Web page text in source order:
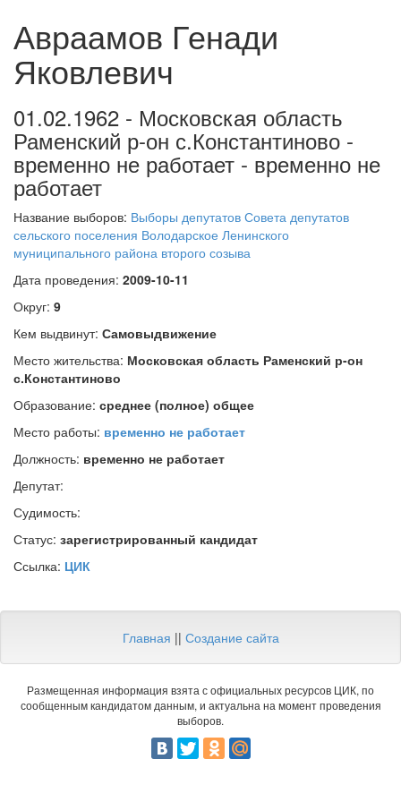
Авраамов Генади
Яковлевич
01.02.1962 - Московская область
Раменский р-он с.Константиново -
временно не работает - временно не
работает
Название выборов: Выборы депутатов Совета депутатов
сельского поселения Володарское Ленинского
муниципального района второго созыва
Дата проведения: 2009-10-11
Округ: 9
Кем выдвинут: Самовыдвижение
Место жительства: Московская область Раменский р-он
с.Константиново
Образование: среднее (полное) общее
Место работы: временно не работает
Должность: временно не работает
Депутат:
Судимость:
Статус: зарегистрированный кандидат
Ссылка: ЦИК
Главная || Создание сайта
Размещенная информация взята с официальных ресурсов ЦИК, по
сообщенным кандидатом данным, и актуальна на момент проведения
выборов.